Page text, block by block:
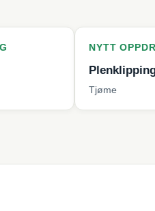
NYTT OPPDRAG
Plenklipping